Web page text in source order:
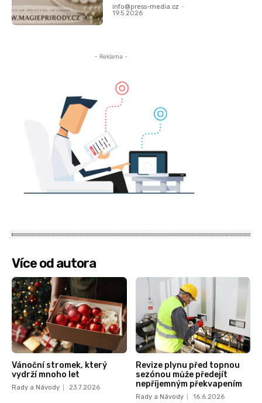
info@press-media.cz -
19.5.2026
- Reklama -
Více od autora
Vánoční stromek, který
vydrží mnoho let
Rady a Návody 23.7.2026
Revize plynu před topnou
sezónou může předejít
nepříjemným překvapením
Rady a Návody 16.6.2026